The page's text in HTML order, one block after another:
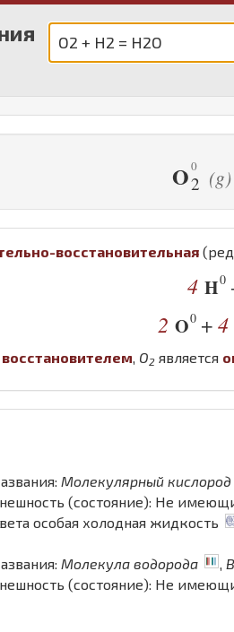
O2 (g)
восстановительная
4 H0
2 O0 + 4
восстановителем, O2 является
Молекулярный кислород
(состояние): Не
особая холодная жидкость
Молекула водорода
(состояние): Не